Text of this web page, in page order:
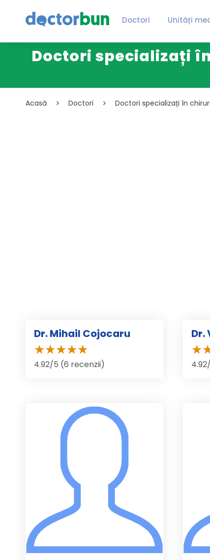
Doctori Unități
Doctori specializați
Acasă Doctori Doctori specializați în
Dr. Mihail Cojocaru
4.92/5 (6 recenzii)
Dr.